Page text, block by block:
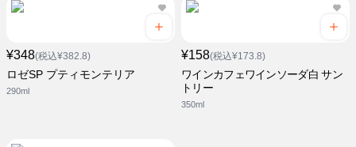
¥348(税込¥382.8)
ロゼSP プティモンテリア
290ml
¥158(税込¥173.8)
ワインカフェワインソーダ白 サン
トリー
350ml